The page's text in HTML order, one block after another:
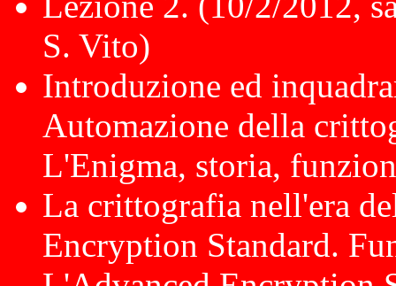
S. Vito)
Introduzione ed
Automazione della
L'Enigma, storia,
La crittografia nell'era
Encryption Standard.